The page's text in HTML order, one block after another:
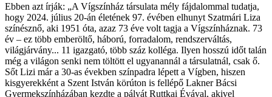
Ebben azt írják: „A Vígszínház társulata mély fájdalommal tudatja,
hogy 2024. július 20-án életének 97. évében elhunyt Szatmári Liza
színésznő, aki 1951 óta, azaz 73 éve volt tagja a Vígszínháznak. 73
év – ez több emberöltő, háború, forradalom, rendszerváltás,
világjárvány... 11 igazgató, több száz kolléga. Ilyen hosszú időt talán
még a világon senki nem töltött el ugyanannál a társulatnál, csak ő.
Sőt Lizi már a 30-as években színpadra lépett a Vígben, hiszen
kisgyerekként a Szent István körúton is fellépő Lakner Bácsi
Gyermekszínházában kezdte a pályát Ruttkai Évával, akivel